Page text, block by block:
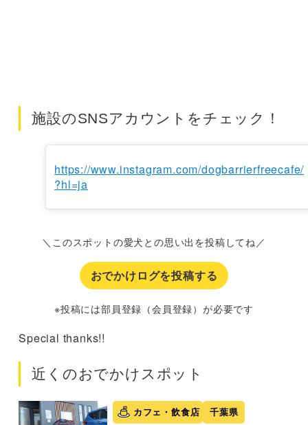
施設のSNSアカウントをチェック！
https://www.instagram.com/dogbarrierfreecafe/
?hl=ja
＼このスポットの愛犬との思い出を投稿してね／
おでかけログを投稿する
※投稿には部員登録（会員登録）が必要です
Special thanks!!
近くのおでかけスポット
カフェ・飲食店 千葉県